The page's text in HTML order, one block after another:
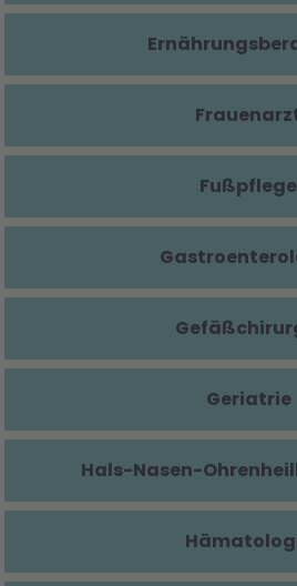
Fußpflege
Geriatrie
Hals-Nasen-